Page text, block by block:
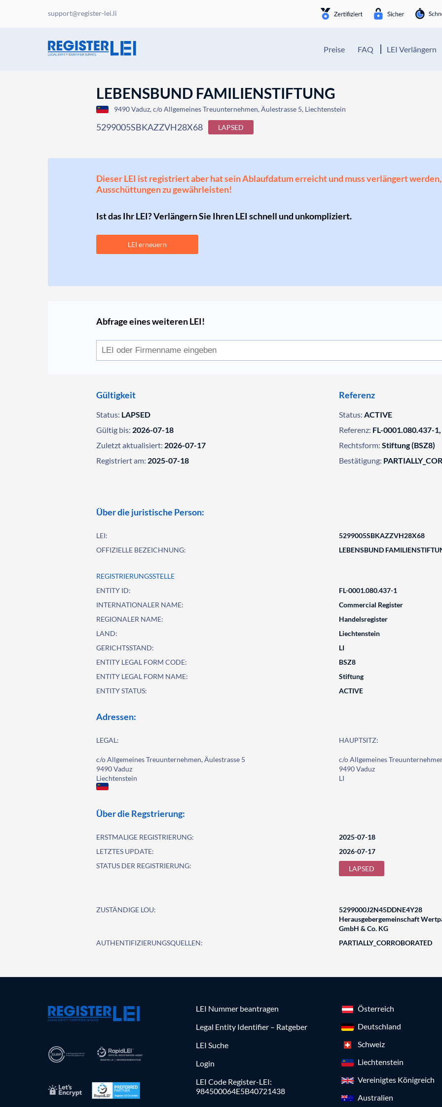
support@register-lei.li
Preise FAQ LEI Verlängern
LEBENSBUND FAMILIENSTIFTUNG
9490 Vaduz, c/o Allgemeines Treuunternehmen, Äulestrasse 5, Liechtenstein
5299005SBKAZZVH28X68 LAPSED
Dieser LEI ist registriert aber hat sein Ablaufdatum erreicht und muss verlängert
Ausschüttungen zu gewährleisten!
Ist das Ihr LEI? Verlängern Sie Ihren LEI schnell und unkompliziert.
LEI erneuern
Abfrage eines weiteren LEI!
Gültigkeit
Status: LAPSED
Gültig bis: 2026-07-18
Zuletzt aktualisiert: 2026-07-17
Registriert am: 2025-07-18
Referenz
Status: ACTIVE
Referenz: FL-0001.080.437-
Rechtsform: Stiftung (BSZ8)
Bestätigung:
Über die juristische Person:
LEI:
5299005SBKAZZVH28X68
OFFIZIELLE BEZEICHNUNG:
LEBENSBUND
REGISTRIERUNGSSTELLE
ENTITY ID:
FL-0001.080.437-1
INTERNATIONALER NAME:
Commercial Register
REGIONALER NAME:
Handelsregister
LAND:
Liechtenstein
GERICHTSSTAND:
LI
ENTITY LEGAL FORM CODE:
BSZ8
ENTITY LEGAL FORM NAME:
Stiftung
ENTITY STATUS:
ACTIVE
Adressen:
LEGAL:
c/o Allgemeines Treuunternehmen, Äulestrasse 5
9490 Vaduz
Liechtenstein
HAUPTSITZ:
c/o Allgemeines
9490 Vaduz
LI
Über die Regstrierung:
ERSTMALIGE REGISTRIERUNG:
2025-07-18
LETZTES UPDATE:
2026-07-17
STATUS DER REGISTRIERUNG:
LAPSED
ZUSTÄNDIGE LOU:
5299000J2N45DDNE4Y28
Herausgebergemeinschaft
GmbH & Co. KG
AUTHENTIFIZIERUNGSQUELLEN:
PARTIALLY_CORROBORATED
LEI Nummer beantragen
Legal Entity Identifier – Ratgeber
LEI Suche
Login
LEI Code Register-LEI:
984500064E5B40721438
Österreich
Deutschland
Schweiz
Liechtenstein
Vereinigtes Königreich
Australien